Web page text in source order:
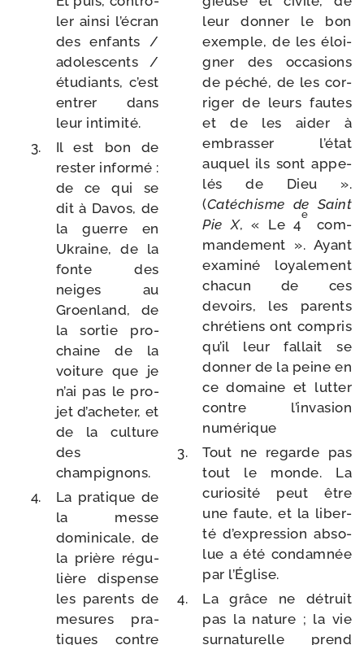
ler ain­si l’écran
des enfants /​
ado­les­cents /​
étu­diants, c’est
entrer dans
leur intimité.
Il est bon de
res­ter infor­mé :
de ce qui se
dit à Davos, de
la guerre en
Ukraine, de la
fonte des
neiges au
Groenland, de
la sor­tie pro­
chaine de la
voi­ture que je
n’ai pas le pro­
jet d’acheter, et
de la culture
des
champignons.
La pra­tique de
la messe
domi­ni­cale, de
la prière régu­
lière dis­pense
les parents de
mesures pra­
tiques contre
leur don­ner le bon
exemple, de les éloi­
gner des occa­sions
de péché, de les cor­
ri­ger de leurs fautes
et de les aider à
embras­ser l’état
auquel ils sont appe­
lés de Dieu ».
(Catéchisme de Saint
Pie X, « Le 4
e
com­
man­de­ment ». Ayant
exa­mi­né loya­le­ment
cha­cun de ces
devoirs, les parents
chré­tiens ont com­pris
qu’il leur fal­lait se
don­ner de la peine en
ce domaine et lut­ter
contre l’invasion
numérique
Tout ne regarde pas
tout le monde. La
curio­si­té peut être
une faute, et la liber­
té d’expression abso­
lue a été condam­née
par l’Église.
La grâce ne détruit
pas la nature ; la vie
sur­na­tu­relle prend